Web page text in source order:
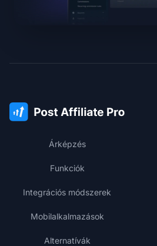
Árképzés
Funkciók
Integrációs módszerek
Mobilalkalmazások
Alternatívák